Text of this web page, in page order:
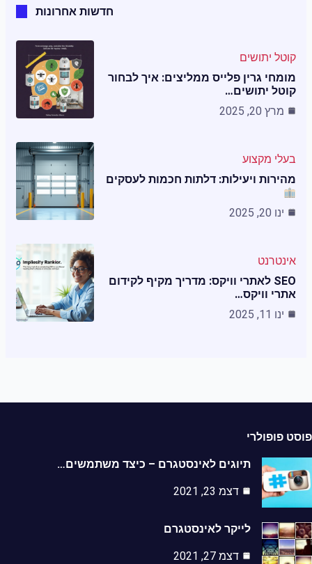
חדשות אחרונות
קוטל יתושים
מומחי גרין פלייס ממליצים: איך לבחור
קוטל יתושים…
מרץ 20, 2025
בעלי מקצוע
מהירות ויעילות: דלתות חכמות לעסקים
ינו 20, 2025
אינטרנט
SEO לאתרי וויקס: מדריך מקיף לקידום
אתרי וויקס…
ינו 11, 2025
פופולרי
תיוגים לאינסטגרם – כיצד משתמשים…
דצמ 23, 2021
לייקר לאינסטגרם
דצמ 27, 2021